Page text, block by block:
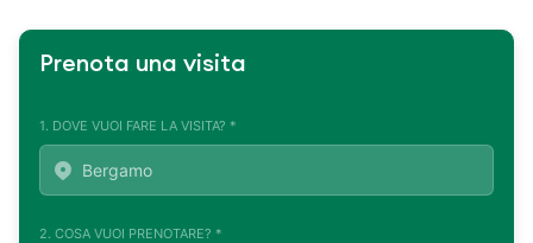
Prenota una visita
1. DOVE VUOI FARE LA VISITA? *
2. COSA VUOI PRENOTARE? *